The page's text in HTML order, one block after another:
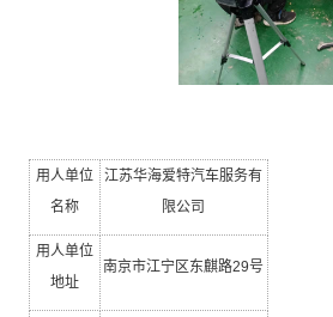
用人单位
名称
江苏华海爱特汽车服务有
限公司
用人单位
地址
南京市江宁区东麒路29号